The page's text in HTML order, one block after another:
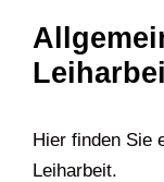
Hier finden Sie
Leiharbeit.